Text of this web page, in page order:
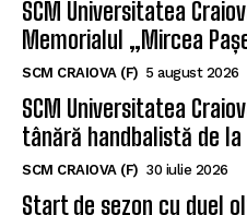
CELE MAI CITITE
SCM Universitatea
Memorialul „Mircea
SCM CRAIOVA (F) 5 august 2026
SCM Universitatea
tânără handbalistă de la